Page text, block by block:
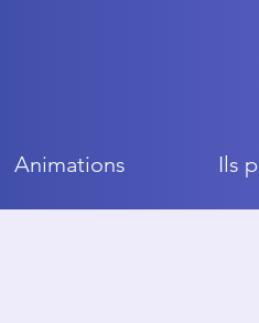
Animations Ils